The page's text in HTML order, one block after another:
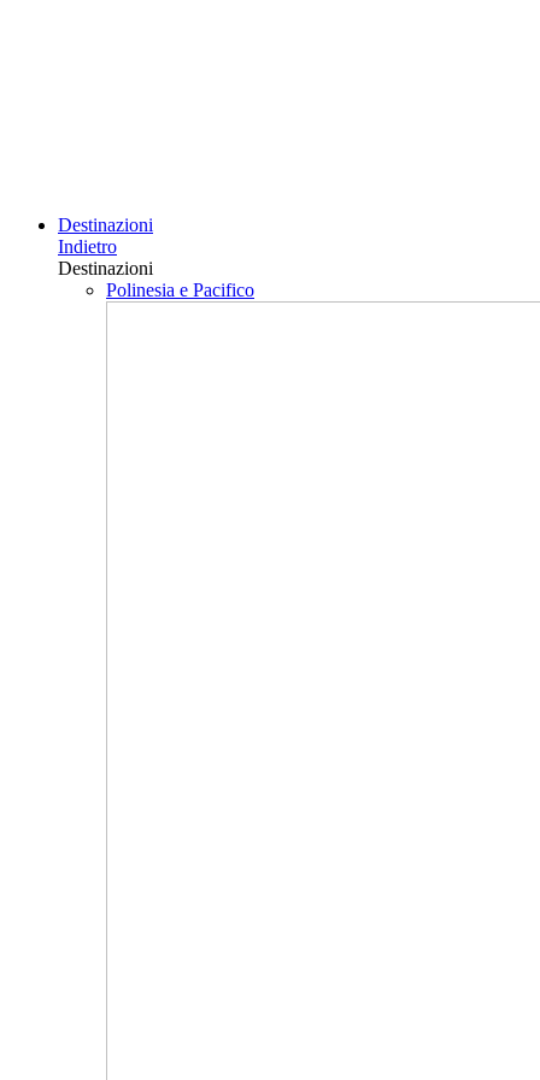
Destinazioni
Indietro
Destinazioni
Polinesia e Pacifico